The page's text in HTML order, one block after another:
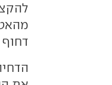
דחוף